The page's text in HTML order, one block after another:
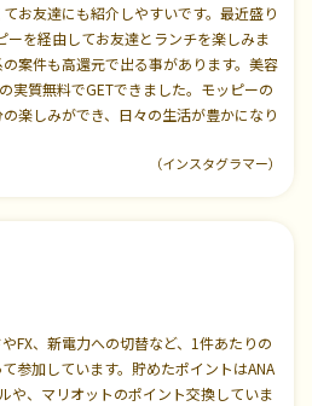
お友達にも紹介しやすいです。最近盛り
ーを経由してお友達とランチを楽しみま
案件も高還元で出る事があります。美容
実質無料でGETできました。モッピーの
楽しみができ、日々の生活が豊かになり
（インスタグラマー）
FX、新電力への切替など、1件あたりの
参加しています。貯めたポイントはANA
や、マリオットのポイント交換していま